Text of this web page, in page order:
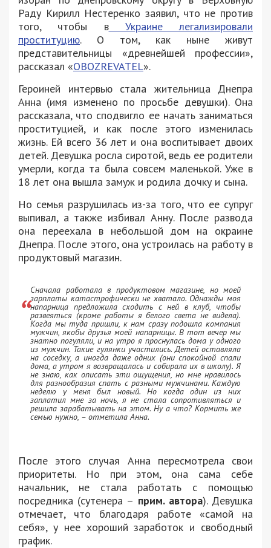
Раду Кирилл Нестеренко заявил, что не против
того, чтобы вУкраине легализировали
проституцию. О том, как ныне живут
представительницы «древнейшей профессии»,
рассказал «OBOZREVATEL».
Героиней интервью стала жительница Днепра
Анна (имя изменено по просьбе девушки). Она
рассказала, что сподвигло ее начать заниматься
проституцией, и как после этого изменилась
жизнь. Ей всего 36 лет и она воспитывает двоих
детей. Девушка росла сиротой, ведь ее родители
умерли, когда та была совсем маленькой. Уже в
18 лет она вышла замуж и родила дочку и сына.
Но семья разрушилась из-за того, что ее супруг
выпивал, а также избивал Анну. После развода
она переехала в небольшой дом на окраине
Днепра. После этого, она устроилась на работу в
продуктовый магазин.
Сначала работала в продуктовом магазине, но моей
зарплаты катастрофически не хватало. Однажды моя
напарница предложила сходить с ней в клуб, чтобы
развеяться (кроме работы я белого света не видела).
Когда мы туда пришли, к нам сразу подошла компания
мужчин, якобы друзья моей напарницы. В тот вечер мы
знатно погуляли, и на утро я проснулась дома у одного
из мужчин. Такие гулянки участились. Детей оставляла
на соседку, а иногда даже одних (они спокойной спали
дома, а утром я возвращалась и собирала их в школу). Я
не знаю, как описать эти ощущения, но мне нравилось
для разнообразия спать с разными мужчинами. Каждую
неделю у меня был новый. Но когда один из них
заплатил мне за ночь, я не стала сопротивляться и
решила зарабатывать на этом. Ну а что? Кормить же
семью нужно, – отметила Анна.
После этого случая Анна пересмотрела свои
приоритеты. Но при этом, она сама себе
начальник, не стала работать с помощью
посредника (сутенера – прим. автора). Девушка
отмечает, что благодаря работе «самой на
себя», у нее хороший заработок и свободный
график.